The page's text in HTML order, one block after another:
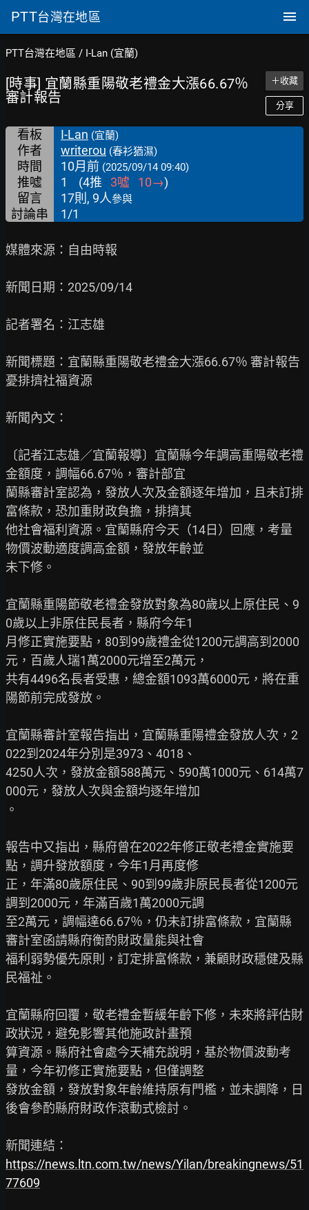
PTT台灣在地區
PTT台灣在地區 / I-Lan (宜蘭)
[時事] 宜蘭縣重陽敬老禮金大漲66.67％
審計報告
＋收藏
分享
看板 I-Lan (宜蘭)
作者 writerou (春衫猶濕)
時間 10月前 (2025/09/14 09:40)
推噓 1 (4推 3噓 10→)
留言
17則, 9人參與
討論串 1/1
媒體來源：自由時報
新聞日期：2025/09/14
記者署名：江志雄
新聞標題：宜蘭縣重陽敬老禮金大漲66.67％ 審計報告
憂排擠社福資源
新聞內文：
〔記者江志雄／宜蘭報導〕宜蘭縣今年調高重陽敬老禮
金額度，調幅66.67％，審計部宜
蘭縣審計室認為，發放人次及金額逐年增加，且未訂排
富條款，恐加重財政負擔，排擠其
他社會福利資源。宜蘭縣府今天（14日）回應，考量
物價波動適度調高金額，發放年齡並
未下修。
宜蘭縣重陽節敬老禮金發放對象為80歲以上原住民、9
0歲以上非原住民長者，縣府今年1
月修正實施要點，80到99歲禮金從1200元調高到2000
元，百歲人瑞1萬2000元增至2萬元，
共有4496名長者受惠，總金額1093萬6000元，將在重
陽節前完成發放。
宜蘭縣審計室報告指出，宜蘭縣重陽禮金發放人次，2
022到2024年分別是3973、4018、
4250人次，發放金額588萬元、590萬1000元、614萬7
000元，發放人次與金額均逐年增加
。
報告中又指出，縣府曾在2022年修正敬老禮金實施要
點，調升發放額度，今年1月再度修
正，年滿80歲原住民、90到99歲非原民長者從1200元
調到2000元，年滿百歲1萬2000元調
至2萬元，調幅達66.67％，仍未訂排富條款，宜蘭縣
審計室函請縣府衡酌財政量能與社會
福利弱勢優先原則，訂定排富條款，兼顧財政穩健及縣
民福祉。
宜蘭縣府回覆，敬老禮金暫緩年齡下修，未來將評估財
政狀況，避免影響其他施政計畫預
算資源。縣府社會處今天補充說明，基於物價波動考
量，今年初修正實施要點，但僅調整
發放金額，發放對象年齡維持原有門檻，並未調降，日
後會參酌縣府財政作滾動式檢討。
https://news.ltn.com.tw/news/Yilan/breakingnews/51
77609